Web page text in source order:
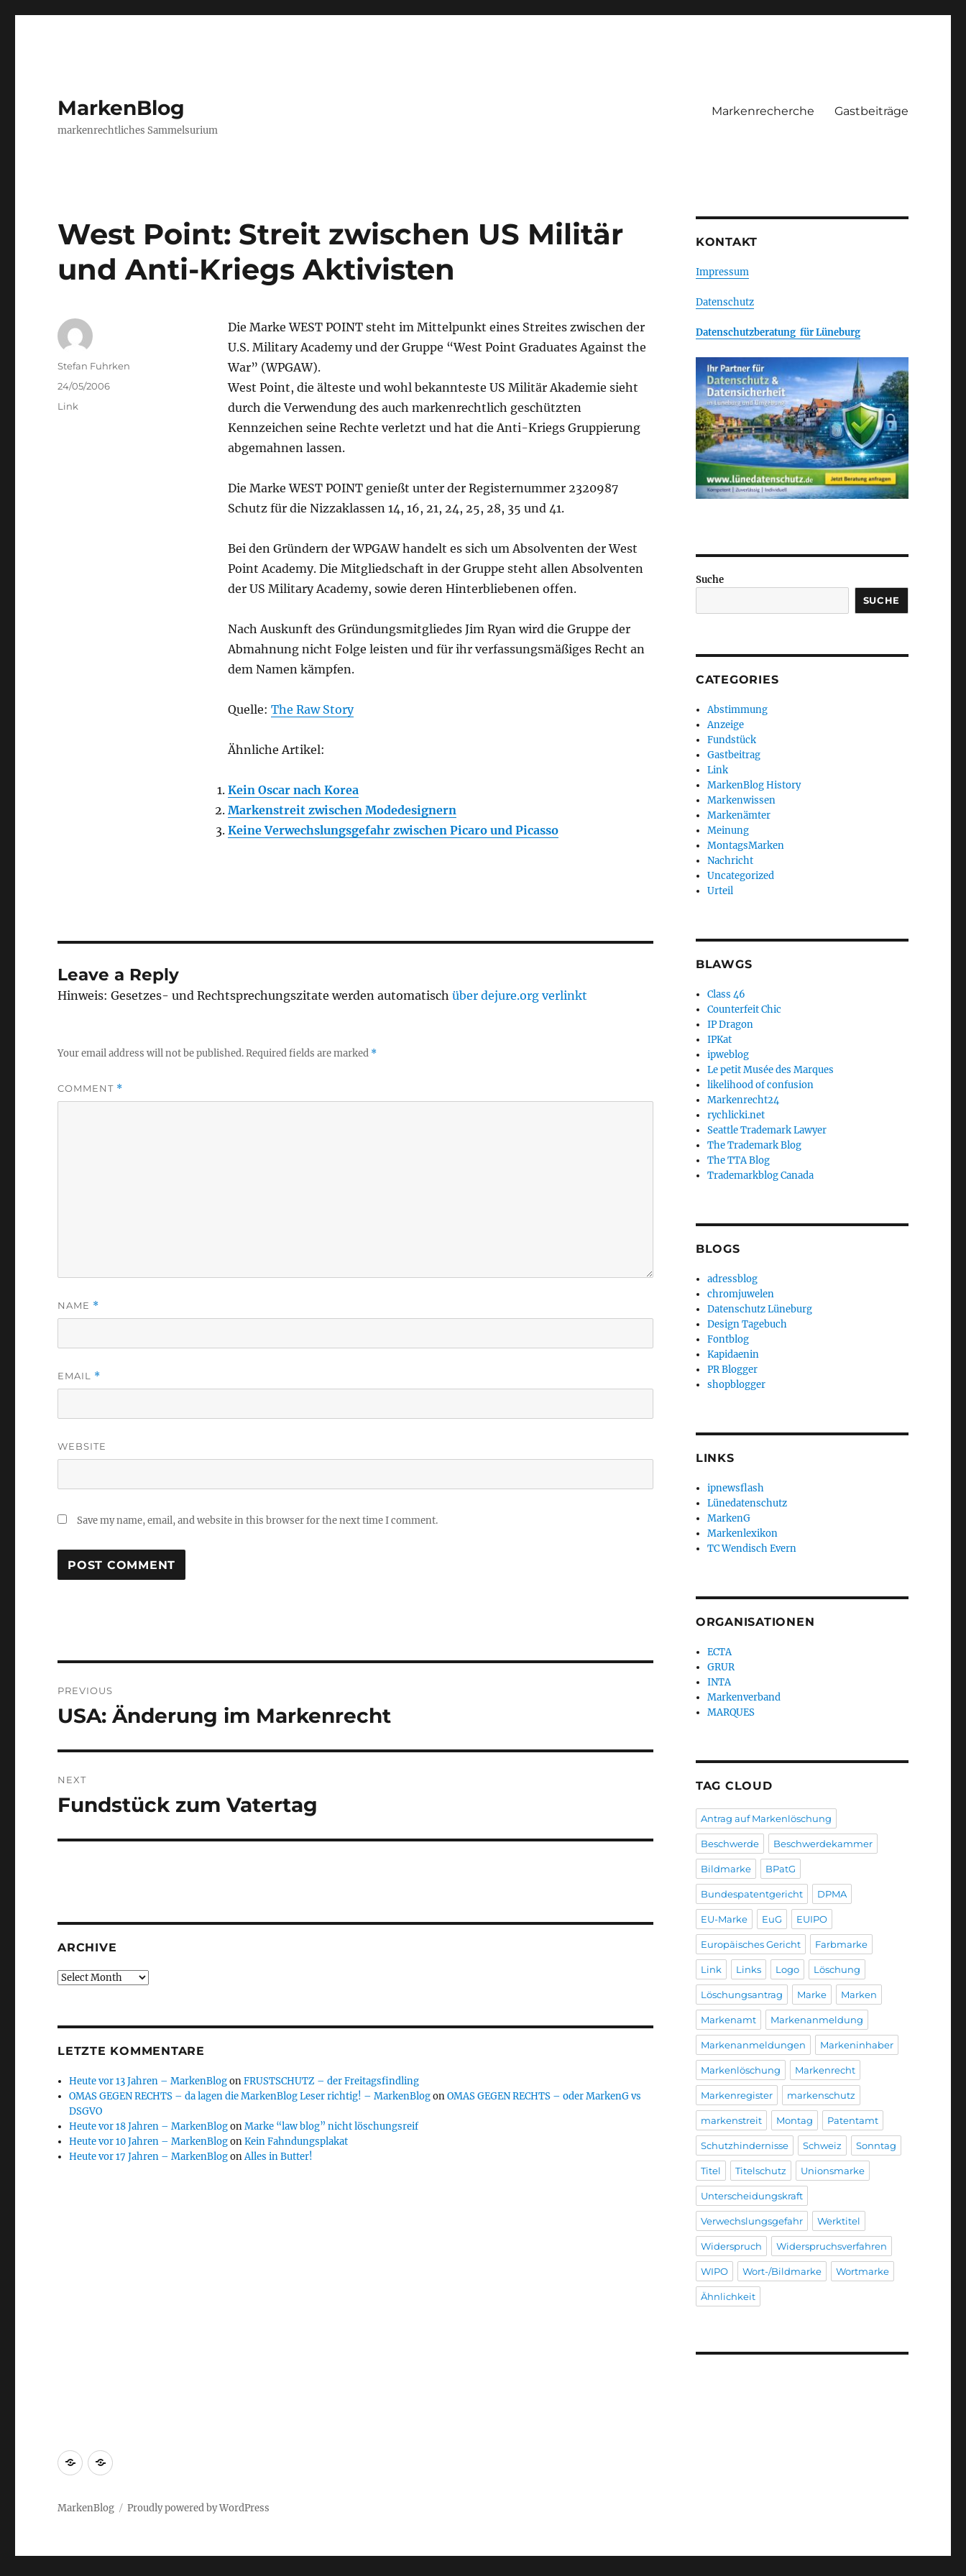
MarkenBlog
markenrechtliches Sammelsurium
Markenrecherche Gastbeiträge
West Point: Streit zwischen US Militär
und Anti-Kriegs Aktivisten
Die Marke WEST POINT steht im Mittelpunkt eines Streites zwischen der
U.S. Military Academy und der Gruppe “West Point Graduates Against the
War” (WPGAW).
West Point, die älteste und wohl bekannteste US Militär Akademie sieht
durch die Verwendung des auch markenrechtlich geschützten
Kennzeichen seine Rechte verletzt und hat die Anti-Kriegs Gruppierung
abgemahnen lassen.
Die Marke WEST POINT genießt unter der Registernummer 2320987
Schutz für die Nizzaklassen 14, 16, 21, 24, 25, 28, 35 und 41.
Bei den Gründern der WPGAW handelt es sich um Absolventen der West
Point Academy. Die Mitgliedschaft in der Gruppe steht allen Absolventen
der US Military Academy, sowie deren Hinterbliebenen offen.
Nach Auskunft des Gründungsmitgliedes Jim Ryan wird die Gruppe der
Abmahnung nicht Folge leisten und für ihr verfassungsmäßiges Recht an
dem Namen kämpfen.
Quelle: The Raw Story
Ähnliche Artikel:
Kein Oscar nach Korea
Markenstreit zwischen Modedesignern
Keine Verwechslungsgefahr zwischen Picaro und Picasso
Author
Stefan Fuhrken
Posted
on
24/05/2006
Categories
Link
Leave a Reply
Hinweis: Gesetzes- und Rechtsprechungszitate werden automatischüber dejure.org verlinkt
Your email address will not be published.Required fields are marked *
COMMENT *
NAME *
EMAIL *
WEBSITE
Save my name, email, and website in this browser for the next time I comment.
navigation
PREVIOUS
Previous
USA: Änderung im Markenrecht
NEXT
Next
Fundstück zum Vatertag
ARCHIVE
Archive
LETZTE KOMMENTARE
Heute vor 13 Jahren – MarkenBlogonFRUSTSCHUTZ – der Freitagsfindling
OMAS GEGEN RECHTS – da lagen die MarkenBlog Leser richtig! – MarkenBlogonOMAS GEGEN RECHTS – oder MarkenG vs
DSGVO
Heute vor 18 Jahren – MarkenBlogonMarke “law blog” nicht löschungsreif
Heute vor 10 Jahren – MarkenBlogonKein Fahndungsplakat
Heute vor 17 Jahren – MarkenBlogonAlles in Butter!
KONTAKT
Impressum
Datenschutz
Datenschutzberatung für Lüneburg
Suche
SUCHE
CATEGORIES
Abstimmung
Anzeige
Fundstück
Gastbeitrag
Link
MarkenBlog History
Markenwissen
Markenämter
Meinung
MontagsMarken
Nachricht
Uncategorized
Urteil
BLAWGS
Class 46
Counterfeit Chic
IP Dragon
IPKat
ipweblog
Le petit Musée des Marques
likelihood of confusion
Markenrecht24
rychlicki.net
Seattle Trademark Lawyer
The Trademark Blog
The TTA Blog
Trademarkblog Canada
BLOGS
adressblog
chromjuwelen
Datenschutz Lüneburg
Design Tagebuch
Fontblog
Kapidaenin
PR Blogger
shopblogger
LINKS
ipnewsflash
Lünedatenschutz
MarkenG
Markenlexikon
TC Wendisch Evern
ORGANISATIONEN
ECTA
GRUR
INTA
Markenverband
MARQUES
TAG CLOUD
Antrag auf Markenlöschung
Beschwerde Beschwerdekammer
Bildmarke BPatG
Bundespatentgericht DPMA
EU-Marke EuG EUIPO
Europäisches Gericht Farbmarke
Link Links Logo Löschung
Löschungsantrag Marke Marken
Markenamt Markenanmeldung
Markenanmeldungen Markeninhaber
Markenlöschung Markenrecht
Markenregister markenschutz
markenstreit Montag Patentamt
Schutzhindernisse Schweiz Sonntag
Titel Titelschutz Unionsmarke
Unterscheidungskraft
Verwechslungsgefahr Werktitel
Widerspruch Widerspruchsverfahren
WIPO Wort-/Bildmarke Wortmarke
Ähnlichkeit
Markenrecherche
Gastbeiträge
MarkenBlog Proudly powered by WordPress